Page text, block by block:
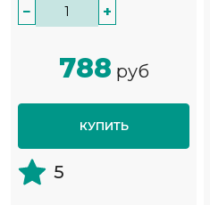
− +
788 руб
КУПИТЬ
5